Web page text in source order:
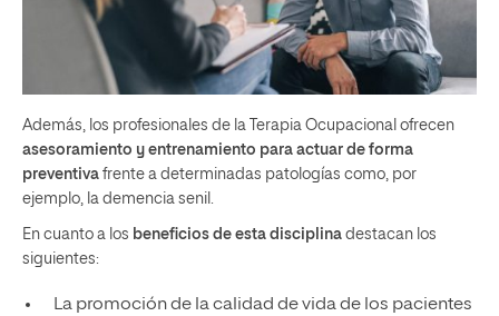
Además, los profesionales de la Terapia Ocupacional ofrecen
asesoramiento y entrenamiento para actuar de forma
preventiva frente a determinadas patologías como, por
ejemplo, la demencia senil.
En cuanto a los beneficios de esta disciplina destacan los
siguientes:
La promoción de la calidad de vida de los pacientes